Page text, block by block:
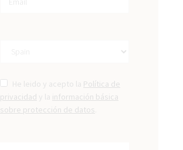
He leido y acepto la Política de
privacidad y la información básica
sobre protección de datos